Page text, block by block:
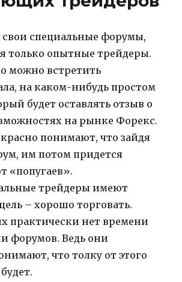
сигналов
специальные форумы,
только опытные трейдеры.
можно встретить
на каком-нибудь простом
будет оставлять отзыв о
на рынке Форекс.
понимают, что зайдя
им потом придется
«попугаев».
трейдеры имеют
– хорошо торговать.
практически нет времени
форумов. Ведь они
что толку от этого